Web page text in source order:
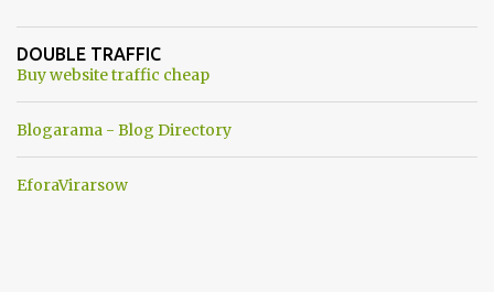
ancora una fantasia Nato o forse una "False Flag", per provocare
una guerra mondiale che difficilmente da menti sane, potrebbe
DOUBLE TRAFFIC
Buy website traffic cheap
Blogarama - Blog Directory
EforaVirarsow